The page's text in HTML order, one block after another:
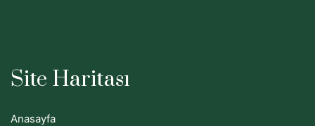
Site Haritası
Anasayfa